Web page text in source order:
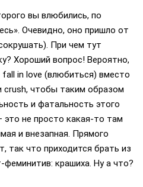
вы влюбились, по
Очевидно, оно пришло от
При чем тут
Хороший вопрос! Вероятно,
in love (влюбиться) вместо
crush, чтобы таким образом
и фатальность этого
не просто какая-то там
и внезапная. Прямого
так что приходится брать из
феминитив: крашиха. Ну а что?